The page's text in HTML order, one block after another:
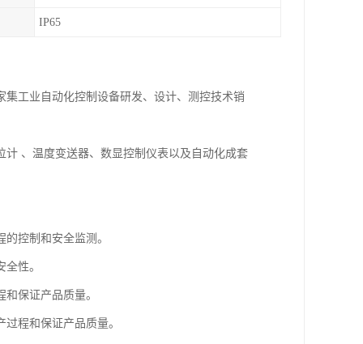
IP65
工业自动化控制设备研发、设计、测控技术销
、温度变送器、数显控制仪表以及自动化成套
控制和安全监测。
性。
保证产品质量。
程和保证产品质量。